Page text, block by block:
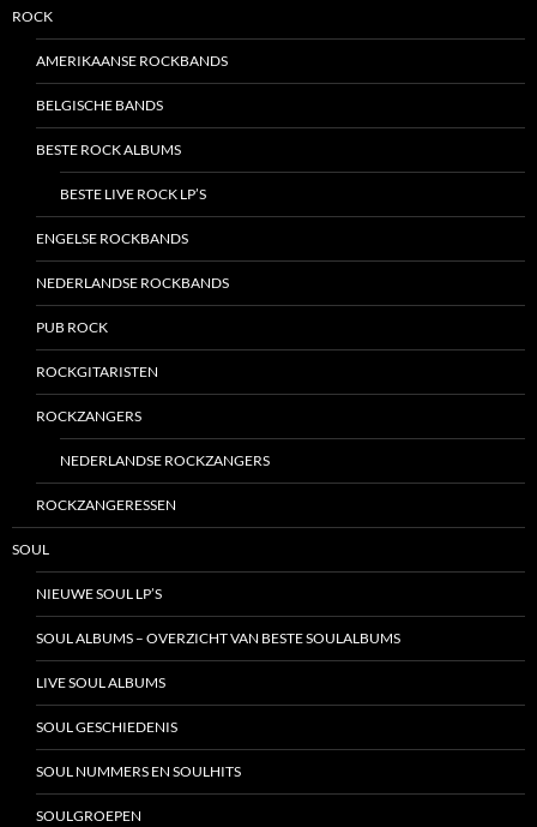
ROCK
AMERIKAANSE ROCKBANDS
BELGISCHE BANDS
BESTE ROCK ALBUMS
BESTE LIVE ROCK LP’S
ENGELSE ROCKBANDS
NEDERLANDSE ROCKBANDS
PUB ROCK
ROCKGITARISTEN
ROCKZANGERS
NEDERLANDSE ROCKZANGERS
ROCKZANGERESSEN
SOUL
NIEUWE SOUL LP’S
SOUL ALBUMS – OVERZICHT VAN BESTE SOULALBUMS
LIVE SOUL ALBUMS
SOUL GESCHIEDENIS
SOUL NUMMERS EN SOULHITS
SOULGROEPEN